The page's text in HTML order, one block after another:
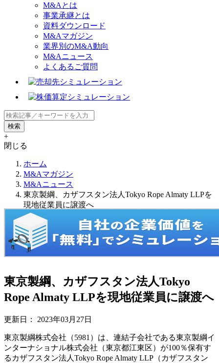
M&Aとは
事業承継とは
資料ダウンロード
M&Aマガジン
業界別のM&A動向
M&Aニュース
よくあるご質問
+
閉じる
ホーム
M&Aマガジン
M&Aニュース
東京製綱、カザフスタン法人Tokyo Rope Almaty LLPを
現地従業員に譲渡へ
東京製綱、カザフスタン法人Tokyo
Rope Almaty LLPを現地従業員に譲渡へ
更新日： 2023年03月27日
東京製綱株式会社（5981）は、連結子会社である東京製綱イ
ンターナショナル株式会社（東京都江東区）が100％保有す
るカザフスタン法人Tokyo Rope Almaty LLP（カザフスタン